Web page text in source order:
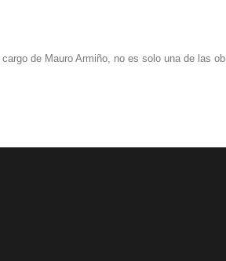
de Mauro Armiño, no es solo una de las